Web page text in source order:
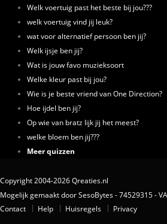
Welk voertuig past het beste bij jou???
welk voertuig vind jij leuk?
wat voor alternatief persoon ben jij?
Welk ijsje ben jij?
Wat is jouw favo muzieksoort
Welke kleur past bij jou?
Wie is je beste vriend van One Direction?
Hoe ijdel ben jij?
Op wie van bratz lijk jij het meest?
welke bloem ben jij???
Meer quizzen
Copyright 2004-2026 Qreaties.nl
Mogelijk gemaakt door SesoBytes - 74529315 -
Contact
Help Huisregels Privacy